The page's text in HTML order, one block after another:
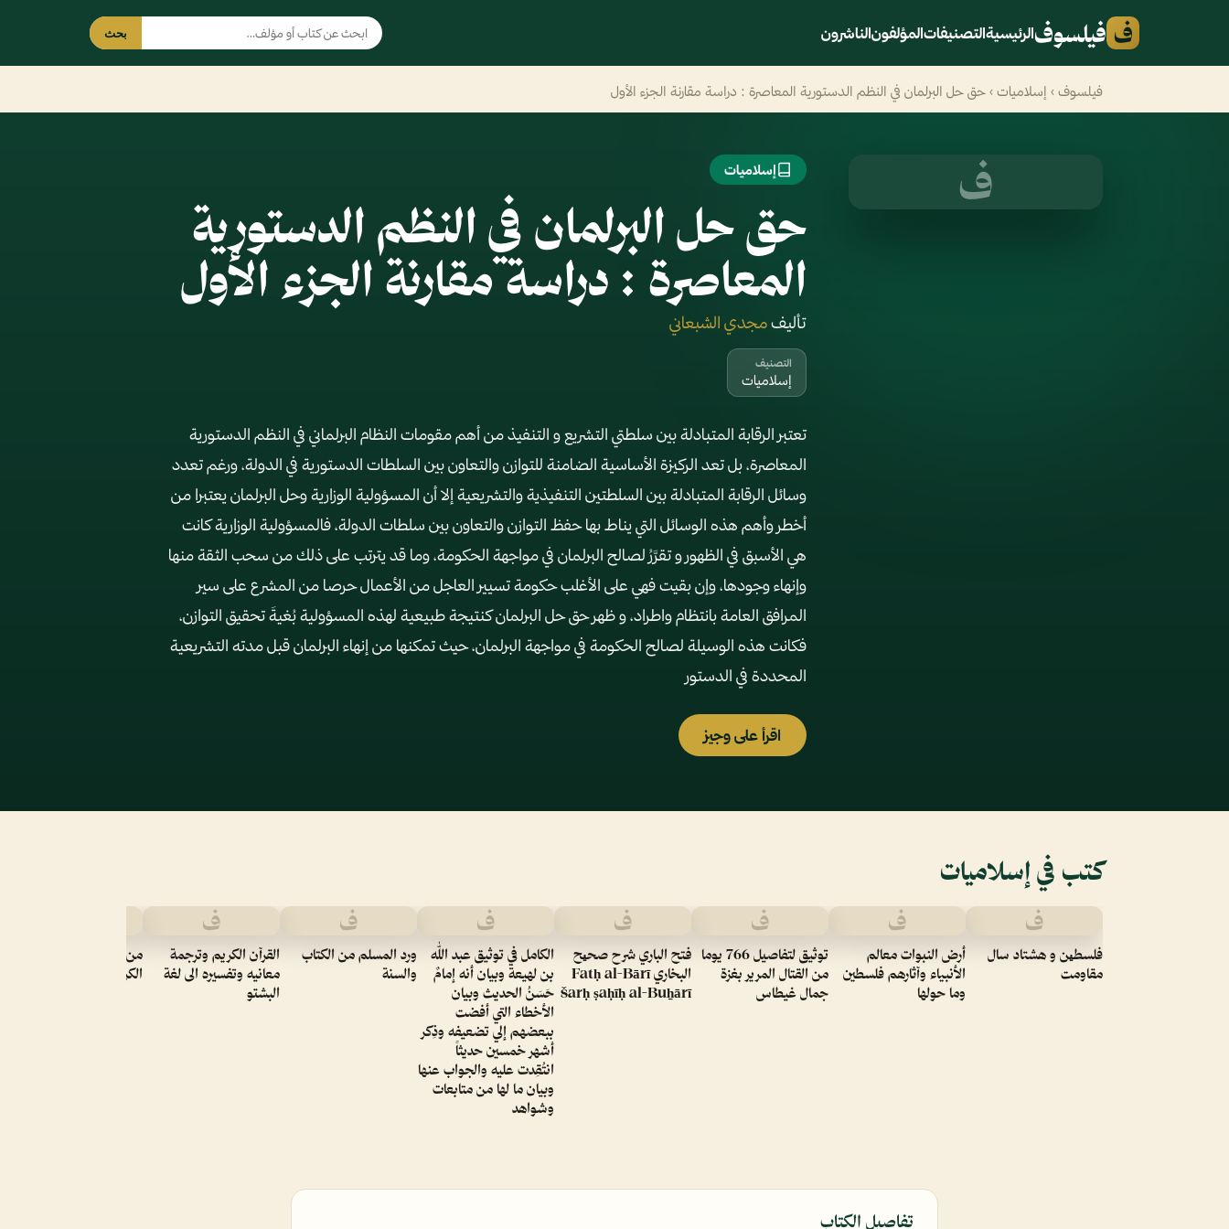
ف فيلسوفالرئيسيةالتصنيفاتالمؤلفونالناشرون بحث
فيلسوف › إسلاميات › حق حل البرلمان في النظم الدستورية المعاصرة : دراسة مقارنة الجزء الأول
ف إسلاميات
حق حل البرلمان في النظم الدستورية
المعاصرة : دراسة مقارنة الجزء الأول
تأليفمجدي الشبعاني
التصنيف
إسلاميات
تعتبر الرقابة المتبادلة بين سلطتي التشريع و التنفيذ من أهم مقومات النظام البرلماني في النظم الدستورية
المعاصرة، بل تعد الركيزة الأساسية الضامنة للتوازن والتعاون بين السلطات الدستورية في الدولة، ورغم تعدد
وسائل الرقابة المتبادلة بين السلطتين التنفيذية والتشريعية إلا أن المسؤولية الوزارية وحل البرلمان يعتبرا من
أخطر وأهم هذه الوسائل التي يناط بها حفظ التوازن والتعاون بين سلطات الدولة، فالمسؤولية الوزارية كانت
هي الأسبق في الظهور و تقرَّرُ لصالح البرلمان في مواجهة الحكومة، وما قد يترتب على ذلك من سحب الثقة منها
وإنهاء وجودها، وإن بقيت فهي على الأغلب حكومة تسيير العاجل من الأعمال حرصا من المشرع على سير
المرافق العامة بانتظام واطراد، و ظهر حق حل البرلمان كنتيجة طبيعية لهذه المسؤولية بُغيةَ تحقيق التوازن،
فكانت هذه الوسيلة لصالح الحكومة في مواجهة البرلمان، حيث تمكنها من إنهاء البرلمان قبل مدته التشريعية
المحددة في الدستور
اقرأ على وجيز
كتب في إسلاميات
ف
فلسطین و هشتاد سال
مقاومت
ف
أرض النبوات معالم
الأنبياء وآثارهم فلسطين
وما حولها
ف
توثيق لتفاصيل 766 يوما
من القتال المرير بغزة
جمال غيطاس
ف
فتح الباري شرح صحیح
البخاري Fatḥ al-Bārī
šarḥ ṣaḥīḥ al-Buẖārī
ف
الكامل في توثيق عبد الله
بن لهيعة وبيان أنه إمامٌ
حَسَنُ الحديث وبيان
الأخطاء التي أفضت
ببعضهم إلي تضعيفه وذِكر
أشهر خمسين حديثاً
انتُقِدت عليه والجواب عنها
وبيان ما لها من متابعات
وشواهد
ف
ورد المسلم من الكتاب
والسنة
ف
القرآن الكريم وترجمة
معانيه وتفسيره الى لغة
البشتو
من روائع قصص القرآن
الكريم
تفاصيل الكتاب